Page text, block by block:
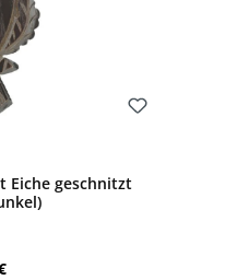
Eiche geschnitzt
Preis: